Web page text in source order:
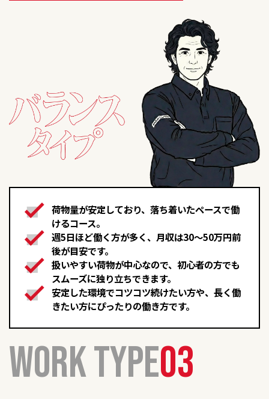
荷物量が安定しており、落ち着いたペースで働
けるコース。
週5日ほど働く方が多く、月収は30〜50万円前
後が目安です。
扱いやすい荷物が中心なので、初心者の方でも
スムーズに独り立ちできます。
安定した環境でコツコツ続けたい方や、長く働
きたい方にぴったりの働き方です。
WORK TYPE03